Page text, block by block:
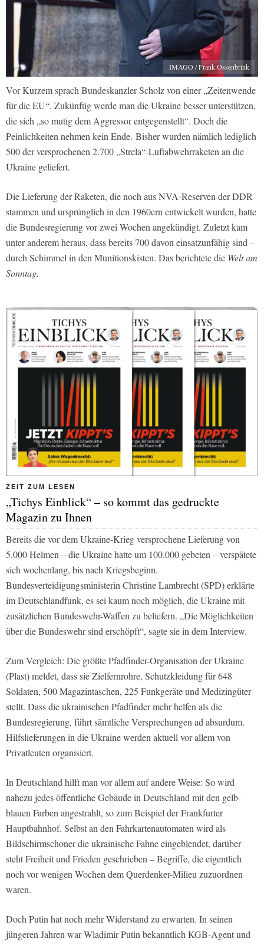
IMAGO / Frank Ossenbrink
Vor Kurzem sprach Bundeskanzler Scholz von einer „Zeitenwende
für die EU“. Zukünftig werde man die Ukraine besser unterstützen,
die sich „so mutig dem Aggressor entgegenstellt“. Doch die
Peinlichkeiten nehmen kein Ende. Bisher wurden nämlich lediglich
500 der versprochenen 2.700 „Strela“-Luftabwehrraketen an die
Ukraine geliefert.
Die Lieferung der Raketen, die noch aus NVA-Reserven der DDR
stammen und ursprünglich in den 1960ern entwickelt wurden, hatte
die Bundesregierung vor zwei Wochen angekündigt. Zuletzt kam
unter anderem heraus, dass bereits 700 davon einsatzunfähig sind –
durch Schimmel in den Munitionskisten. Das berichtete die Welt am
Sonntag.
ZEIT ZUM LESEN
„Tichys Einblick“ – so kommt das gedruckte
Magazin zu Ihnen
Bereits die vor dem Ukraine-Krieg versprochene Lieferung von
5.000 Helmen – die Ukraine hatte um 100.000 gebeten – verspätete
sich wochenlang, bis nach Kriegsbeginn.
Bundesverteidigungsministerin Christine Lambrecht (SPD) erklärte
imDeutschlandfunk, es sei kaum noch möglich, die Ukraine mit
zusätzlichen Bundeswehr-Waffen zu beliefern. „Die Möglichkeiten
über die Bundeswehr sind erschöpft“, sagte sie in dem Interview.
Zum Vergleich: Die größte Pfadfinder-Organisation der Ukraine
(Plast) meldet, dass sie Zielfernrohre, Schutzkleidung für 648
Soldaten, 500 Magazintaschen, 225 Funkgeräte und Medizingüter
stellt. Dass die ukrainischen Pfadfinder mehr helfen als die
Bundesregierung, führt sämtliche Versprechungen ad absurdum.
Hilfslieferungen in die Ukraine werden aktuell vor allem von
Privatleuten organisiert.
In Deutschland hilft man vor allem auf andere Weise: So wird
nahezu jedes öffentliche Gebäude in Deutschland mit den gelb-
blauen Farben angestrahlt, so zum Beispiel der Frankfurter
Hauptbahnhof. Selbst an den Fahrkartenautomaten wird als
Bildschirmschoner die ukrainische Fahne eingeblendet, darüber
steht Freiheit und Frieden geschrieben – Begriffe, die eigentlich
noch vor wenigen Wochen dem Querdenker-Milieu zuzuordnen
waren.
Doch Putin hat noch mehr Widerstand zu erwarten. In seinen
jüngeren Jahren war Wladimir Putin bekanntlich KGB-Agent und